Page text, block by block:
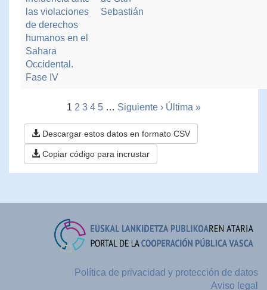
las violaciones
de derechos
humanos en el
Sahara
Occidental.
Fase IV
Sebastián
1 2 3 4 5 … Siguiente › Última »
Descargar estos datos en formato CSV
Copiar código para incrustar
Política de privacidad y protección de datos
Aviso legal